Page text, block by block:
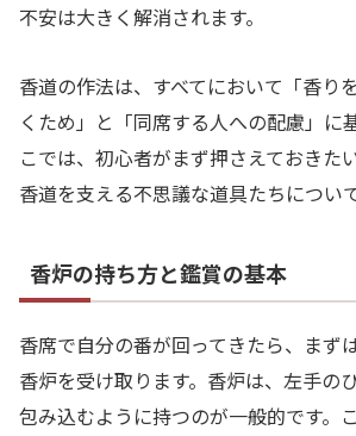
不安は大きく解消されます。
香道の作法は、すべてにおいて「香り
くため」と「同席する人への配慮」に
こでは、初心者がまず押さえておきた
香道を支える不思議な道具たちについ
香炉の持ち方と鑑賞の基本
香席で自分の番が回ってきたら、まず
香炉を受け取ります。香炉は、左手の
包み込むように持つのが一般的です。